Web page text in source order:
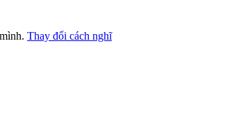
Thay đổi cách nghĩ